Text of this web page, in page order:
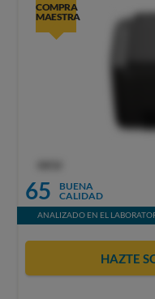
COMPRA
MAESTRA
65
BUENA
CALIDAD
ANALIZADO EN EL
HAZTE